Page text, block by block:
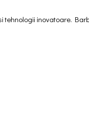
inovatoare.